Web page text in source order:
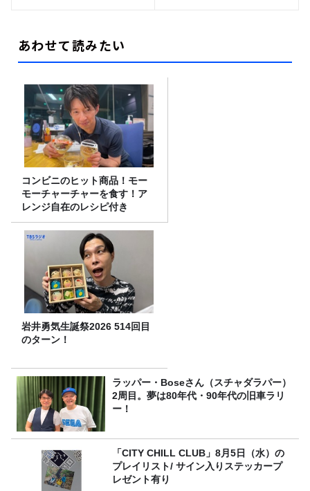
あわせて読みたい
コンビニのヒット商品！モー
モーチャーチャーを食す！ア
レンジ自在のレシピ付き
岩井勇気生誕祭2026 514回目
のターン！
ラッパー・Boseさん（スチャダラパー）
2周目。夢は80年代・90年代の旧車ラリ
ー！
「CITY CHILL CLUB」8月5日（水）の
プレイリスト/ サイン入りステッカープ
レゼント有り